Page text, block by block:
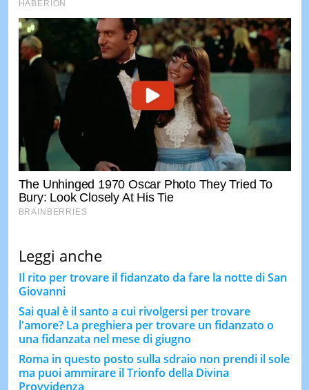
Leggi anche
Il rito per trovare il fidanzato da fare la notte di San
Giovanni
Sai qual è il santo a cui rivolgersi per trovare
l'amore? La preghiera per trovare un fidanzato o
una fidanzata nel mese di giugno
Roma in questo posto sulla sdraio non prendi il sole
ma puoi ammirare il Trionfo della Divina
Provvidenza